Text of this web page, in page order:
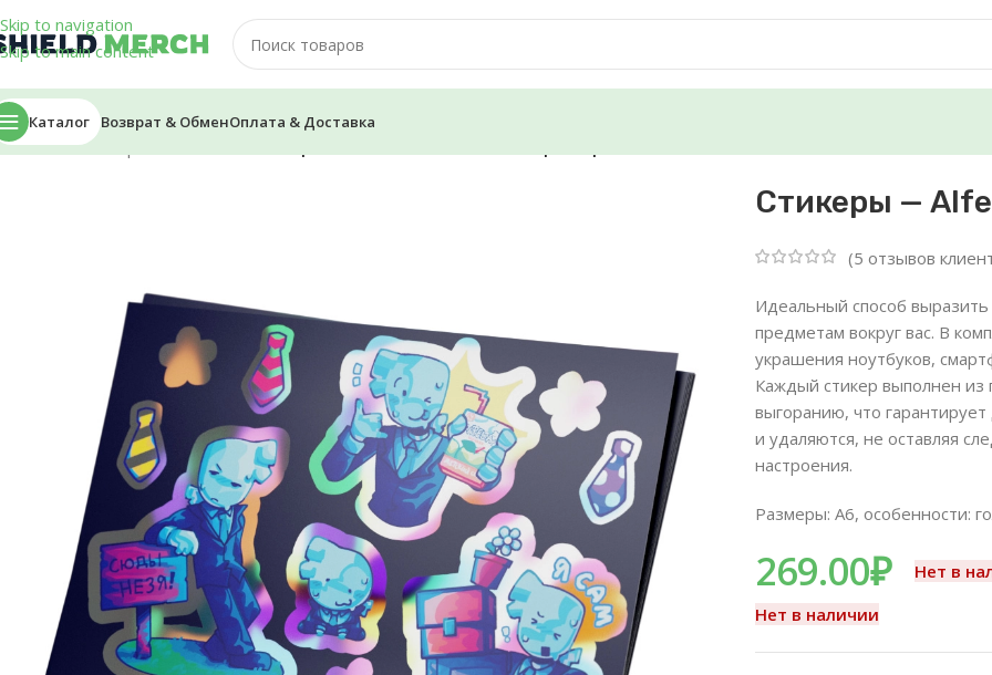
Skip to navigation
Skip to main content
Каталог Возврат & ОбменОплата & Доставка
Главная/Стикеры и Наклейки
Стикеры —
(5 отзывов
Идеальный способ
предметам вокруг вас. В
украшения ноутбуков,
Каждый стикер выполнен из
выгоранию, что гарантирует
и удаляются, не оставляя
настроения.
Размеры: A6, особенности:
269.00₽
Нет в
Нет в наличии